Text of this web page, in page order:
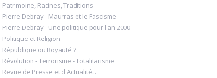
Patrimoine, Racines, Traditions
Pierre Debray - Maurras et le Fascisme
Pierre Debray - Une politique pour l'an 2000
Politique et Religion
République ou Royauté ?
Révolution - Terrorisme - Totalitarisme
Revue de Presse et d'Actualité...